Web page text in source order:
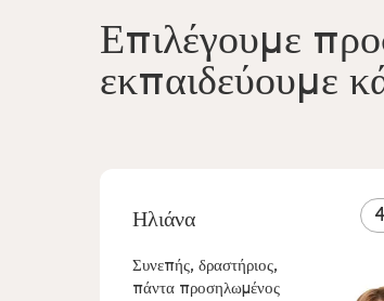
Επιλέγουμε
εκπαιδεύουμε
Ηλιάνα
Συνεπής, δραστήριος,
πάντα προσηλωμένος